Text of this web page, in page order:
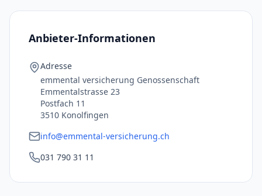
Anbieter-Informationen
Adresse
emmental versicherung Genossenschaft
Emmentalstrasse 23
Postfach 11
3510 Konolfingen
info@emmental-versicherung.ch
031 790 31 11